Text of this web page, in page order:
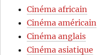
Cinéma africain
Cinéma américain
Cinéma anglais
Cinéma asiatique